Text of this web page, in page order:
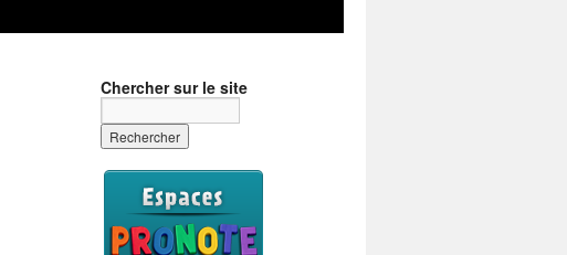
Chercher sur le site